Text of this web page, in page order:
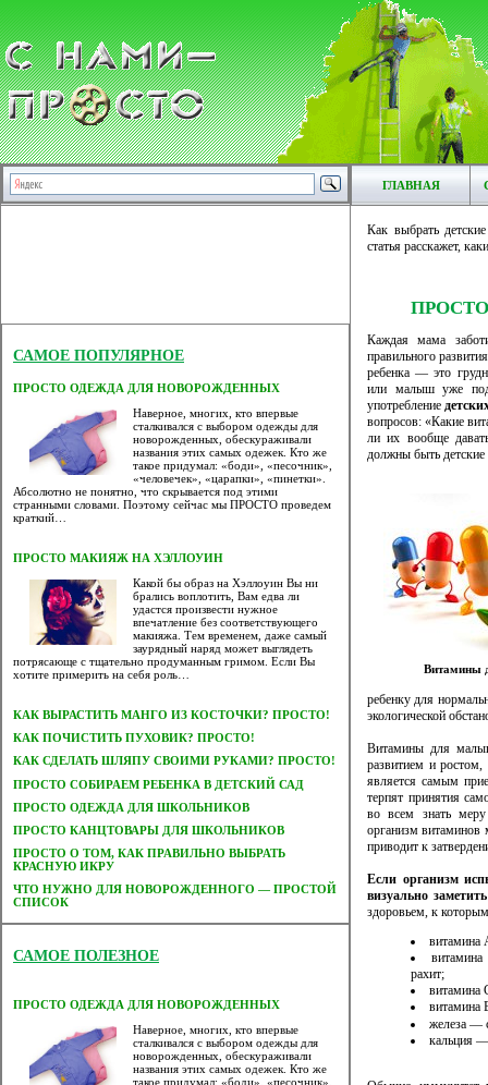
ГЛАВНАЯ
САМОЕ ПОПУЛЯРНОЕ
ПРОСТО ОДЕЖДА ДЛЯ НОВОРОЖДЕННЫХ
Наверное, многих, кто впервые
сталкивался с выбором одежды для
новорожденных, обескураживали
названия этих самых одежек. Кто же
такое придумал: «боди», «песочник»,
«человечек», «царапки», «пинетки».
Абсолютно не понятно, что скрывается под этими
странными словами. Поэтому сейчас мы ПРОСТО проведем
краткий…
ПРОСТО МАКИЯЖ НА ХЭЛЛОУИН
Какой бы образ на Хэллоуин Вы ни
брались воплотить, Вам едва ли
удастся произвести нужное
впечатление без соответствующего
макияжа. Тем временем, даже самый
заурядный наряд может выглядеть
потрясающе с тщательно продуманным гримом. Если Вы
хотите примерить на себя роль…
КАК ВЫРАСТИТЬ МАНГО ИЗ КОСТОЧКИ? ПРОСТО!
КАК ПОЧИСТИТЬ ПУХОВИК? ПРОСТО!
КАК СДЕЛАТЬ ШЛЯПУ СВОИМИ РУКАМИ? ПРОСТО!
ПРОСТО СОБИРАЕМ РЕБЕНКА В ДЕТСКИЙ САД
ПРОСТО ОДЕЖДА ДЛЯ ШКОЛЬНИКОВ
ПРОСТО КАНЦТОВАРЫ ДЛЯ ШКОЛЬНИКОВ
ПРОСТО О ТОМ, КАК ПРАВИЛЬНО ВЫБРАТЬ
КРАСНУЮ ИКРУ
ЧТО НУЖНО ДЛЯ НОВОРОЖДЕННОГО — ПРОСТОЙ
СПИСОК
САМОЕ ПОЛЕЗНОЕ
ПРОСТО ОДЕЖДА ДЛЯ НОВОРОЖДЕННЫХ
Наверное, многих, кто впервые
сталкивался с выбором одежды для
новорожденных, обескураживали
названия этих самых одежек. Кто же
такое придумал: «боди», «песочник»,
Как выбрать
статья расскажет,
Каждая мама
правильного
ребенка — это
или малыш уже
употребление
вопросов: «Какие
ли их вообще
должны быть
Витамины
ребенку для
экологической
Витамины для
развитием и ростом,
является самым
терпят принятия
во всем знать
организм витаминов
приводит к
Если организм
визуально
здоровьем, к
витамина
рахит;
витамина
витамина
железа —
кальция —